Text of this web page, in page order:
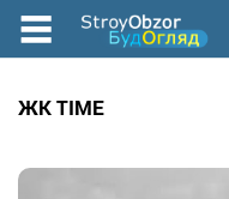
Перейти
содержанию
ЖК TIME